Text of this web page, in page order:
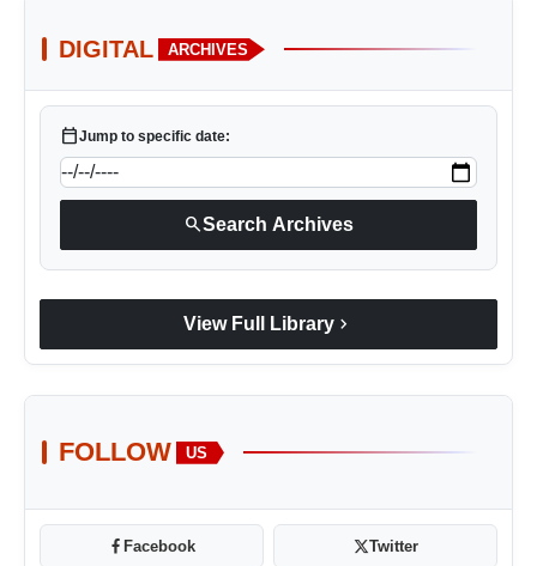
DIGITAL ARCHIVES
calendar_todayJump to specific date:
searchSearch Archives
View Full Library chevron_right
FOLLOW US
Facebook Twitter